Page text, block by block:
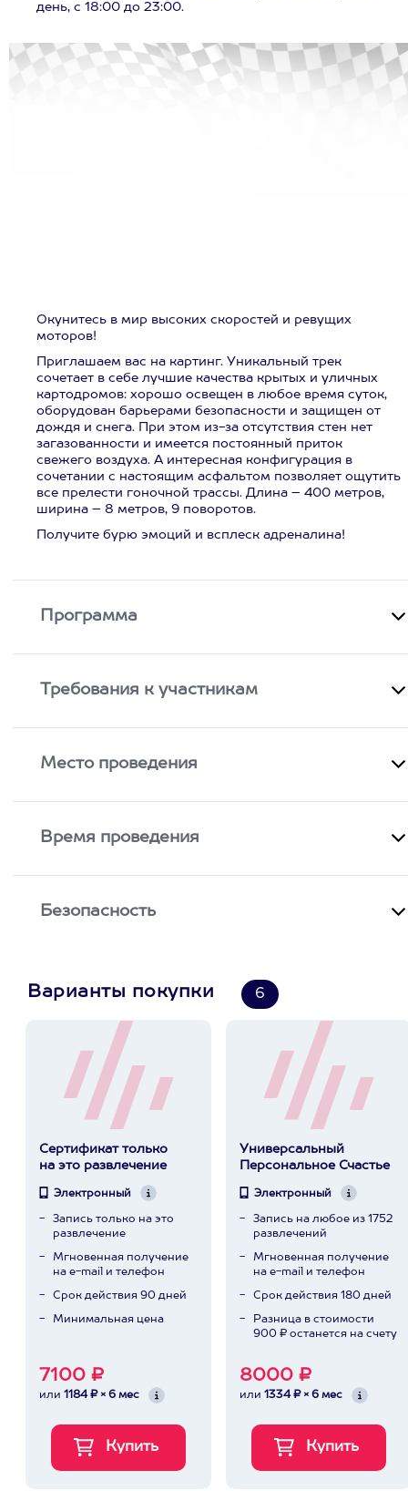
день, с 18:00 до 23:00.
Окунитесь в мир высоких скоростей и ревущих
моторов!
Приглашаем вас на картинг. Уникальный трек
сочетает в себе лучшие качества крытых и уличных
картодромов: хорошо освещен в любое время суток,
оборудован барьерами безопасности и защищен от
дождя и снега. При этом из-за отсутствия стен нет
загазованности и имеется постоянный приток
свежего воздуха. А интересная конфигурация в
сочетании с настоящим асфальтом позволяет ощутить
все прелести гоночной трассы. Длина – 400 метров,
ширина – 8 метров, 9 поворотов.
Получите бурю эмоций и всплеск адреналина!
Программа
Требования к участникам
Место проведения
Время проведения
Безопасность
Варианты покупки 6
Сертификат только
на это развлечение
Электронный
Запись только на это
развлечение
Мгновенная получение
на e-mail и телефон
Срок действия 90 дней
Минимальная цена
7100 ₽
или 1184 ₽ × 6 мес
Универсальный
Персональное Счастье
Электронный
Запись на любое из 1752
развлечений
Мгновенная получение
на e-mail и телефон
Срок действия 180 дней
Разница в стоимости
900 ₽ останется на счету
8000 ₽
или 1334 ₽ × 6 мес